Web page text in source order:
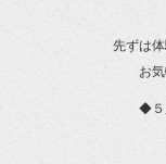
先ずは
お
◆５